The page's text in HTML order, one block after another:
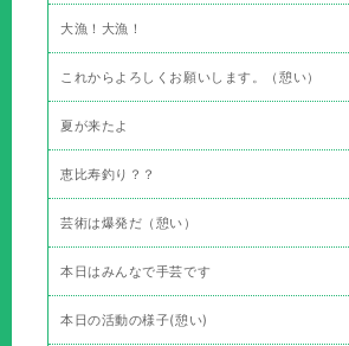
大漁！大漁！
これからよろしくお願いします。（憩い）
夏が来たよ
恵比寿釣り？？
芸術は爆発だ（憩い）
本日はみんなで手芸です
本日の活動の様子(憩い)